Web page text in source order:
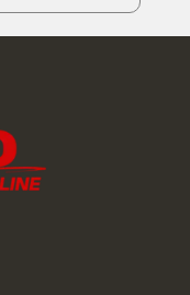
472,00 €
through